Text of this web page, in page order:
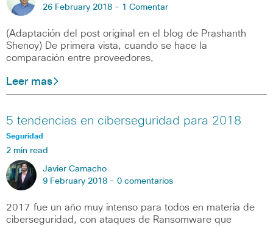
26 February 2018 - 1 Comentar
(Adaptación del post original en el blog de Prashanth
Shenoy) De primera vista, cuando se hace la
comparación entre proveedores,
Leer mas
5 tendencias en ciberseguridad para 2018
Seguridad
2 min read
Javier Camacho
9 February 2018 - 0 comentarios
2017 fue un año muy intenso para todos en materia de
ciberseguridad, con ataques de Ransomware que